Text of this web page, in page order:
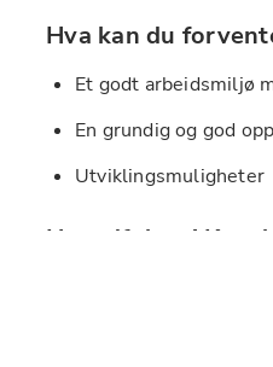
Hva kan du
Et godt arbeidsmiljø
En grundig og god
Utviklingsmuligheter
Hovedfokus i